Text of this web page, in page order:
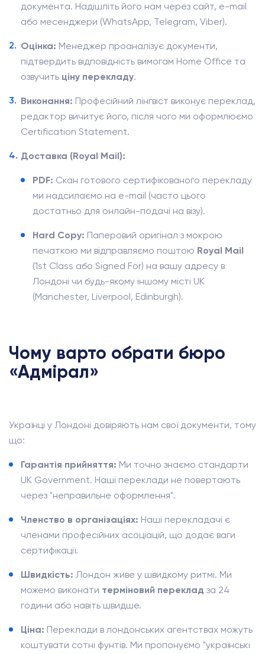
документа. Надішліть його нам через сайт, e-mail
або месенджери (WhatsApp, Telegram, Viber).
Оцінка: Менеджер проаналізує документи,
підтвердить відповідність вимогам Home Office та
озвучить ціну перекладу.
Виконання: Професійний лінгвіст виконує переклад,
редактор вичитує його, після чого ми оформлюємо
Certification Statement.
Доставка (Royal Mail):
PDF: Скан готового сертифікованого перекладу
ми надсилаємо на e-mail (часто цього
достатньо для онлайн-подачі на візу).
Hard Copy: Паперовий оригінал з мокрою
печаткою ми відправляємо поштою Royal Mail
(1st Class або Signed For) на вашу адресу в
Лондоні чи будь-якому іншому місті UK
(Manchester, Liverpool, Edinburgh).
Чому варто обрати бюро
«Адмірал»
Українці у Лондоні довіряють нам свої документи, тому
що:
Гарантія прийняття: Ми точно знаємо стандарти
UK Government. Наші переклади не повертають
через "неправильне оформлення".
Членство в організаціях: Наші перекладачі є
членами професійних асоціацій, що додає ваги
сертифікації.
Швидкість: Лондон живе у швидкому ритмі. Ми
можемо виконати терміновий переклад за 24
години або навіть швидше.
Ціна: Переклади в лондонських агентствах можуть
коштувати сотні фунтів. Ми пропонуємо "українські